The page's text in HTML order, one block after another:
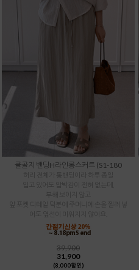
쿨골지 밴딩H라인롱스커트 (S1-180
허리 전체가 통밴딩이라 하루 종일
입고 있어도 압박감이 전혀 없는데,
앞 포켓 디테일 덕분에 주머니에 손을 찔러 넣
39,900
31,900
(8,000할인)